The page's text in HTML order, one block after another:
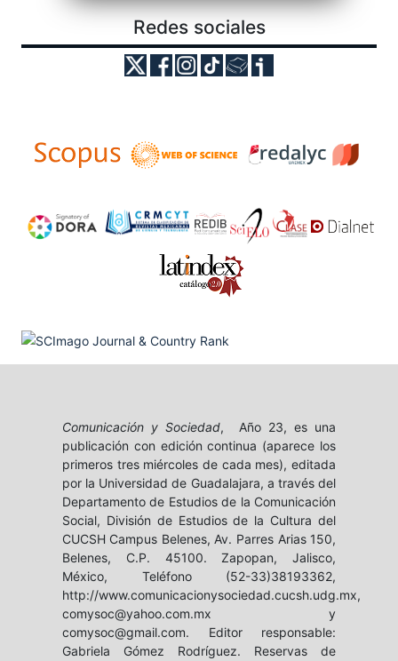
Redes sociales
Comunicación y Sociedad, Año 23, es una
publicación con edición continua (aparece los
primeros tres miércoles de cada mes), editada
por la Universidad de Guadalajara, a través del
Departamento de Estudios de la Comunicación
Social, División de Estudios de la Cultura del
CUCSH Campus Belenes, Av. Parres Arias 150,
Belenes, C.P. 45100. Zapopan, Jalisco,
México, Teléfono (52-33)38193362,
http://www.comunicacionysociedad.cucsh.udg.mx,
comysoc@yahoo.com.mx y
comysoc@gmail.com. Editor responsable:
Gabriela Gómez Rodríguez. Reservas de